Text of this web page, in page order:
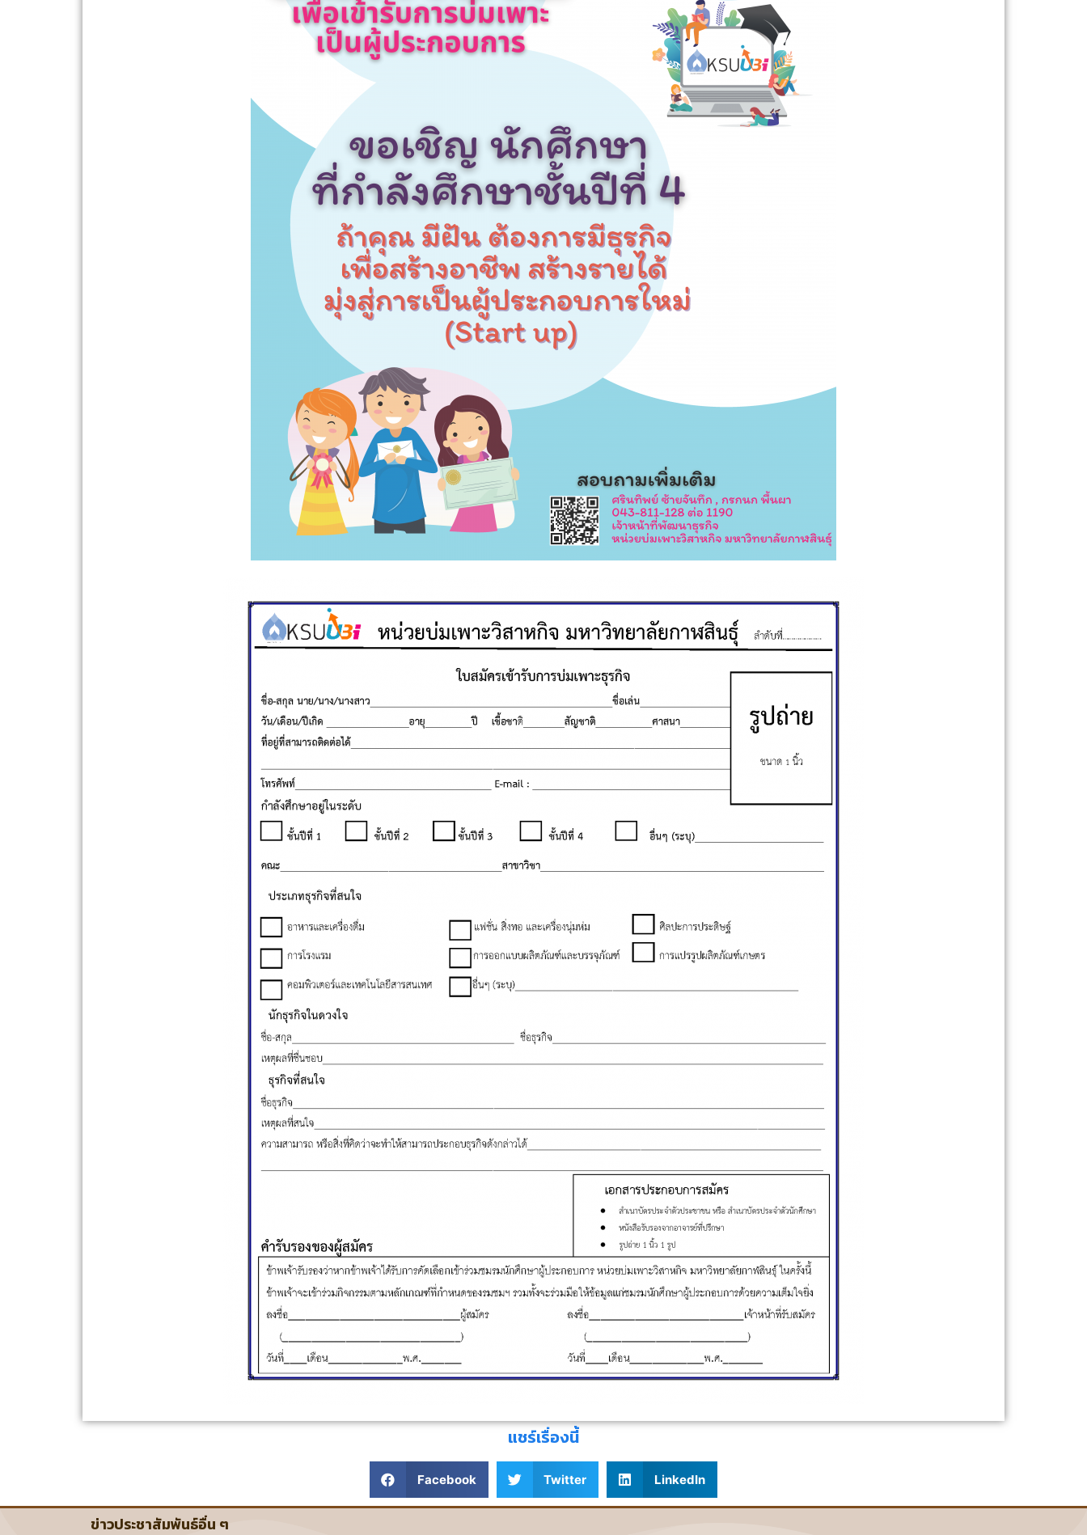
แชร์เรื่องนี้
Facebook Twitter LinkedIn
ข่าวประชาสัมพันธ์อื่น ๆ